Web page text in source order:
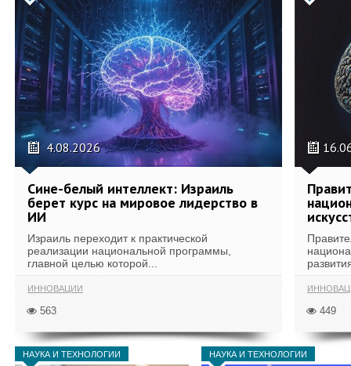
4.08.2026
Сине-белый интеллект: Израиль
берет курс на мировое лидерство в
ИИ
Израиль переходит к практической
реализации национальной программы,
главной целью которой...
ИННОВАЦИИ
563 449
НАУКА И ТЕХНОЛОГИИ НАУКА И ТЕХНОЛОГИИ